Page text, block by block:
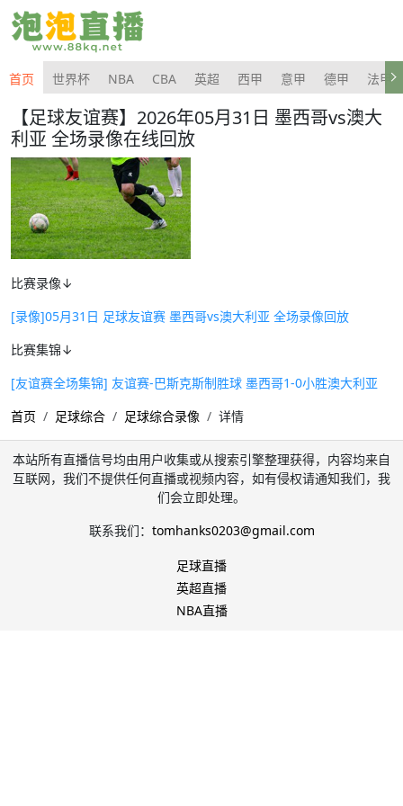
首页 世界杯 NBA CBA 英超 西甲 意甲 德甲 法甲
【足球友谊赛】2026年05月31日 墨西哥vs澳大
利亚 全场录像在线回放
比赛录像↓
[录像]05月31日 足球友谊赛 墨西哥vs澳大利亚 全场录像回放
比赛集锦↓
[友谊赛全场集锦] 友谊赛-巴斯克斯制胜球 墨西哥1-0小胜澳大利亚
首页
足球综合 足球综合录像 详情
本站所有直播信号均由用户收集或从搜索引擎整理获得，内容均来自
互联网，我们不提供任何直播或视频内容，如有侵权请通知我们，我
们会立即处理。
联系我们： tomhanks0203@gmail.com
足球直播
英超直播
NBA直播